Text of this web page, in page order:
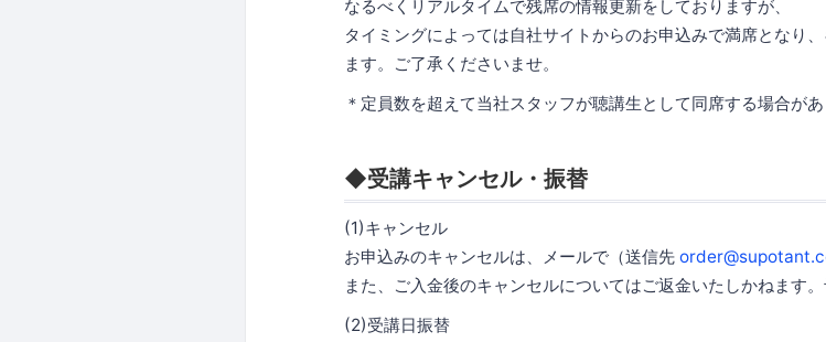
なるべくリアルタイムで残席の情報更新をしておりますが、
タイミングによっては自社サイトからのお申込みで満席となり
ます。ご了承くださいませ。
＊定員数を超えて当社スタッフが聴講生として同席する場合が
◆受講キャンセル・振替
(1)キャンセル
お申込みのキャンセルは、メールで（送信先
また、ご入金後のキャンセルについてはご返金いたしかねます。
(2)受講日振替